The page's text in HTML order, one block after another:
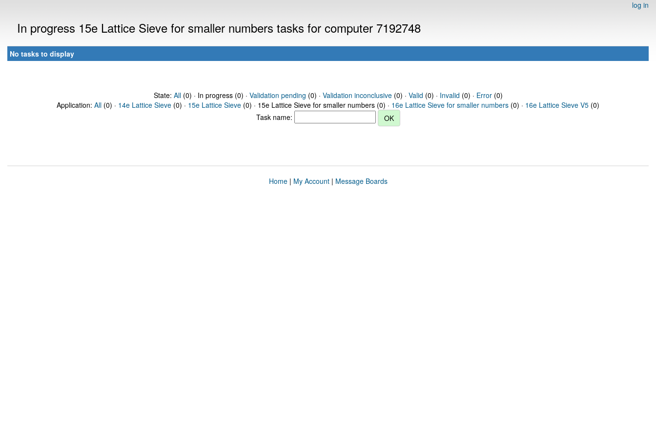
log in
In progress 15e Lattice Sieve for smaller numbers tasks for computer 7192748
No tasks to display
State: All(0) · In progress (0) · Validation pending (0) · Validation inconclusive(0) · Valid (0) · Invalid (0) · Error(0)
Application: All (0) · 14e Lattice Sieve (0) · 15e Lattice Sieve (0) · 15e Lattice Sieve for smaller numbers (0) · 16e Lattice Sieve for smaller numbers (0) · 16e Lattice Sieve V5 (0)
Task name:
Home| My Account| Message Boards